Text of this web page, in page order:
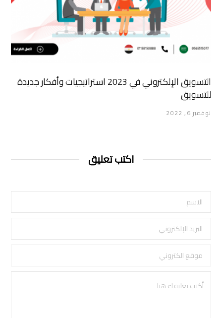
التسويق الإلكتروني في 2023 استراتيجيات وأفكار جديدة
للتسويق
نوفمبر 6, 2022
اكتب تعليق